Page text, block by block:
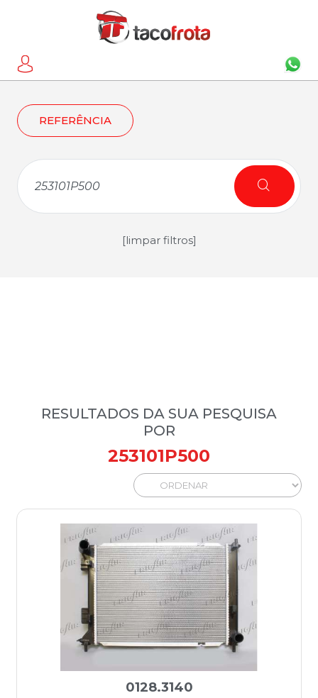
REFERÊNCIA
[limpar filtros]
RESULTADOS DA SUA PESQUISA
POR
253101P500
0128.3140